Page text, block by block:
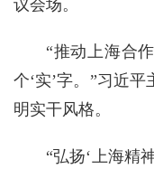
议会场。
“推动上海合
个‘实’字。”习近
明实干风格。
“弘扬‘上海精